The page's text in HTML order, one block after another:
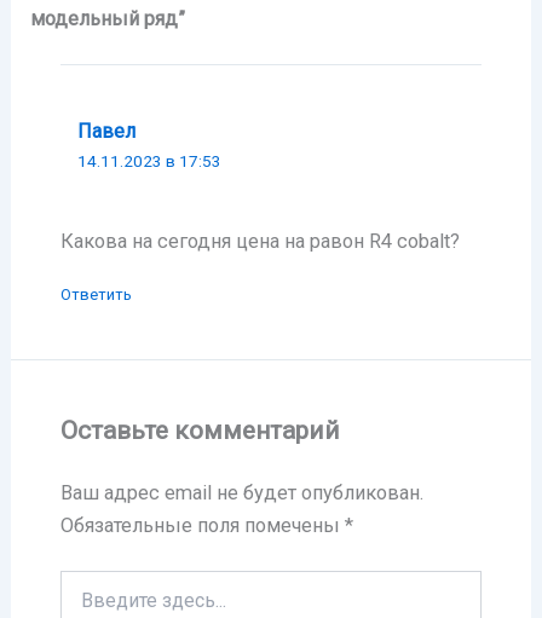
модельный ряд”
Павел
14.11.2023 в 17:53
Какова на сегодня цена на равон R4 cobalt?
Ответить
Оставьте комментарий
Ваш адрес email не будет опубликован.
Обязательные поля помечены *
здесь...